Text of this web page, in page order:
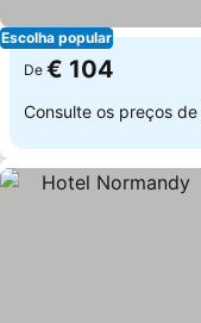
Escolha popular
De € 104
Consulte os preços de